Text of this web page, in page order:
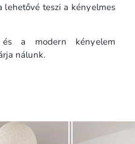
teszi a kényelmes
a modern kényelem
nálunk.